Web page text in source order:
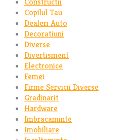
Copilul Tau
Dealeri Auto
Decoratiuni
Diverse
Divertisment
Electronice
Femei
Firme Servicii Diverse
Gradinarit
Hardware
Imbracaminte
Imobiliare